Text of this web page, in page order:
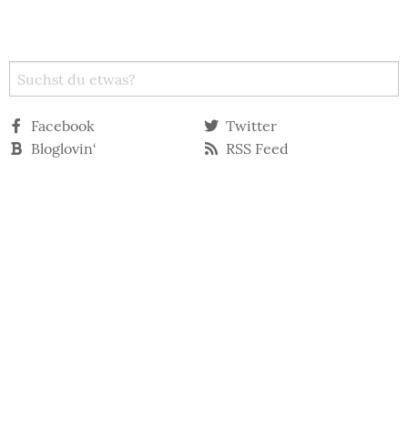
Facebook
Twitter
Bloglovin‘
RSS Feed